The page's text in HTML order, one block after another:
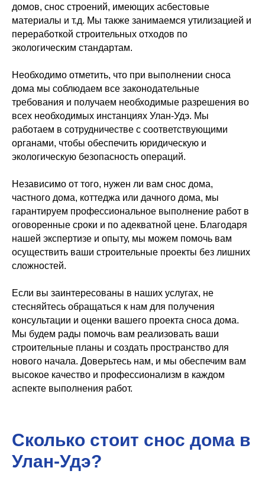
домов, снос строений, имеющих асбестовые
материалы и т.д. Мы также занимаемся утилизацией и
переработкой строительных отходов по
экологическим стандартам.
Необходимо отметить, что при выполнении сноса
дома мы соблюдаем все законодательные
требования и получаем необходимые разрешения во
всех необходимых инстанциях Улан-Удэ. Мы
работаем в сотрудничестве с соответствующими
органами, чтобы обеспечить юридическую и
экологическую безопасность операций.
Независимо от того, нужен ли вам снос дома,
частного дома, коттеджа или дачного дома, мы
гарантируем профессиональное выполнение работ в
оговоренные сроки и по адекватной цене. Благодаря
нашей экспертизе и опыту, мы можем помочь вам
осуществить ваши строительные проекты без лишних
сложностей.
Если вы заинтересованы в наших услугах, не
стесняйтесь обращаться к нам для получения
консультации и оценки вашего проекта сноса дома.
Мы будем рады помочь вам реализовать ваши
строительные планы и создать пространство для
нового начала. Доверьтесь нам, и мы обеспечим вам
высокое качество и профессионализм в каждом
аспекте выполнения работ.
Сколько стоит снос дома в
Улан-Удэ?